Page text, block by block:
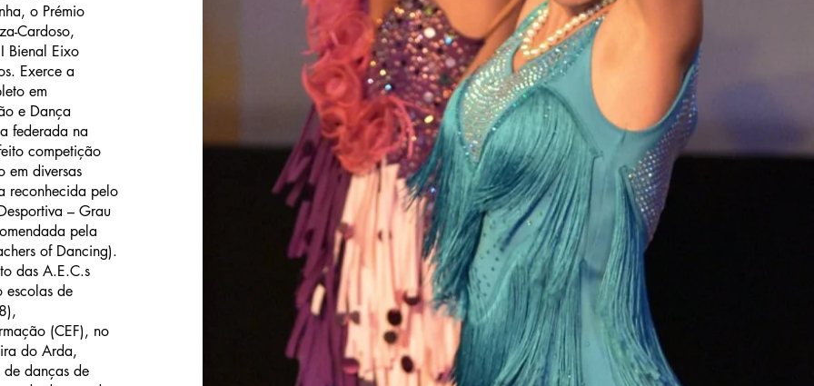
o Prémio
Cardoso,
Bienal Eixo
Exerce a
em
e Dança
federada na
competição
em diversas
reconhecida pelo
– Grau
pela
of Dancing).
das A.E.C.s
escolas de
(CEF), no
do Arda,
danças de